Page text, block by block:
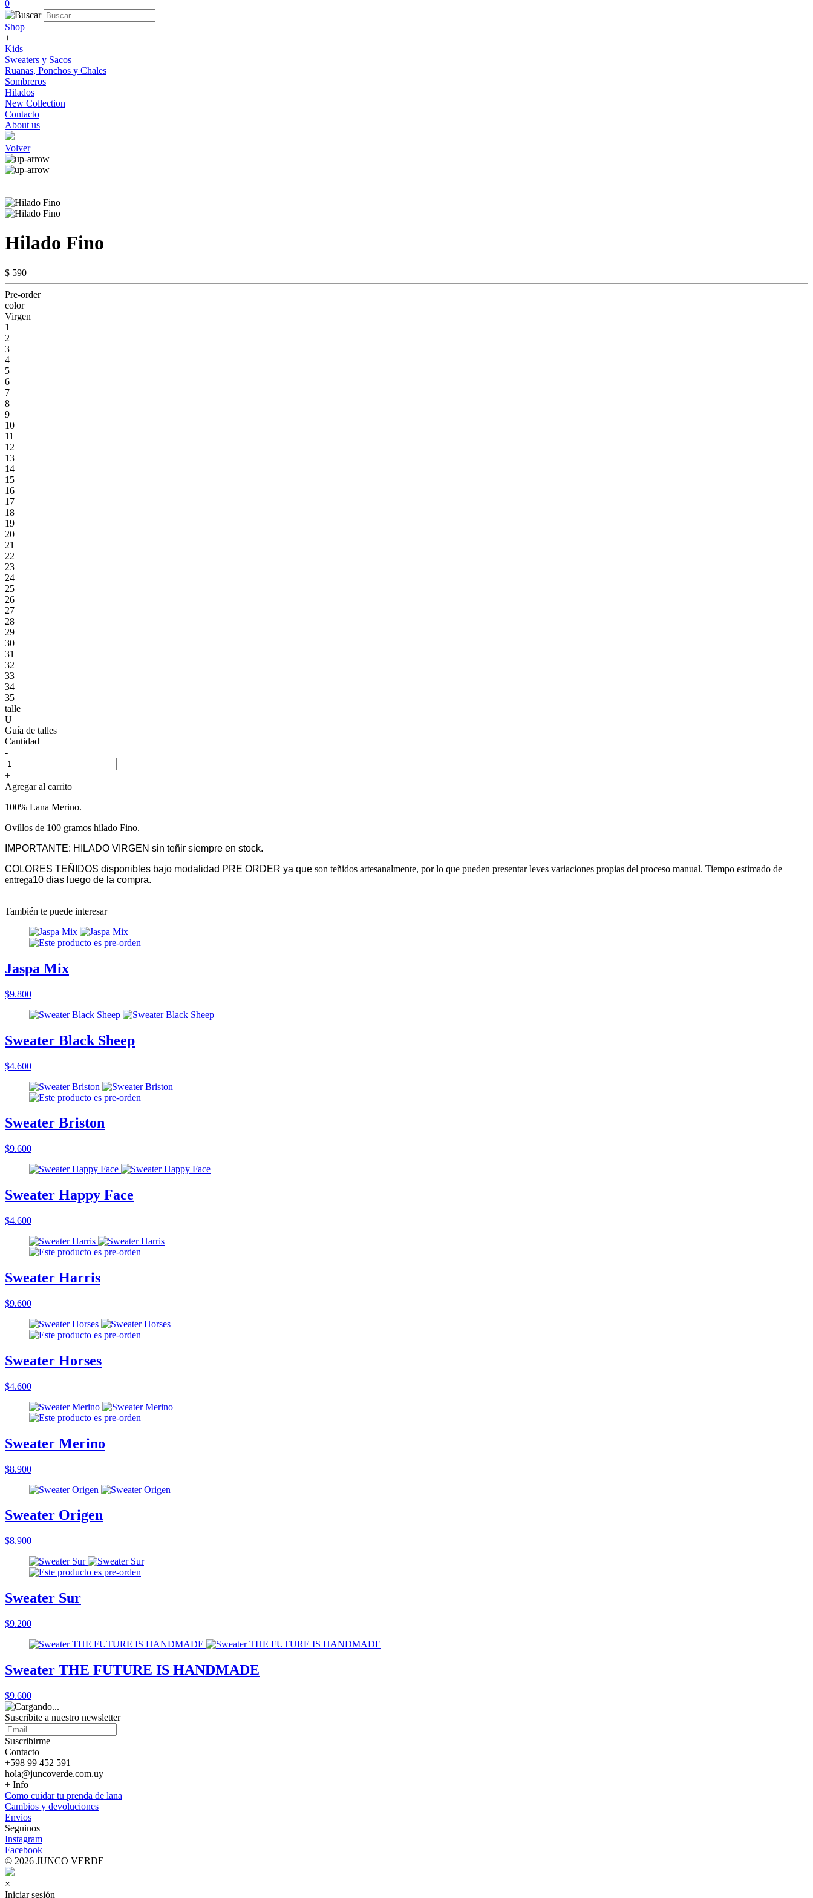
0
Shop
+
Kids
Sweaters y Sacos
Ruanas, Ponchos y Chales
Sombreros
Hilados
New Collection
Contacto
About us
Volver
Hilado Fino
$ 590
Pre-order
color
Virgen
1
2
3
4
5
6
7
8
9
10
11
12
13
14
15
16
17
18
19
20
21
22
23
24
25
26
27
28
29
30
31
32
33
34
35
talle
U
Guía de talles
Cantidad
-
+
Agregar al carrito
100% Lana Merino.
Ovillos de 100 gramos hilado Fino.
IMPORTANTE: HILADO VIRGEN sin teñir siempre en stock.
COLORES TEÑIDOS disponibles bajo modalidad PRE ORDER ya que son teñidos artesanalmente, por lo que pueden presentar leves variaciones propias del proceso manual. Tiempo estimado de
entrega10 dias luego de la compra.
También te puede interesar
Jaspa Mix
$9.800
Sweater Black Sheep
$4.600
Sweater Briston
$9.600
Sweater Happy Face
$4.600
Sweater Harris
$9.600
Sweater Horses
$4.600
Sweater Merino
$8.900
Sweater Origen
$8.900
Sweater Sur
$9.200
Sweater THE FUTURE IS HANDMADE
$9.600
Suscribite a nuestro newsletter
Suscribirme
Contacto
+598 99 452 591
hola@juncoverde.com.uy
+ Info
Como cuidar tu prenda de lana
Cambios y devoluciones
Envios
Seguinos
Instagram
Facebook
© 2026 JUNCO VERDE
×
Iniciar sesión